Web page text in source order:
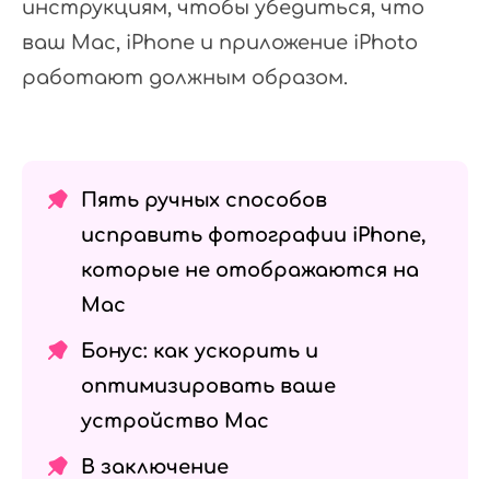
инструкциям, чтобы убедиться, что
ваш Mac, iPhone и приложение iPhoto
работают должным образом.
Пять ручных способов
исправить фотографии iPhone,
которые не отображаются на
Mac
Бонус: как ускорить и
оптимизировать ваше
устройство Mac
В заключение